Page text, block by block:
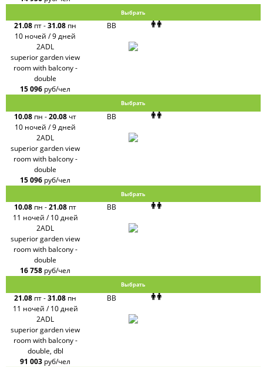
Выбрать
21.08 пт-31.08 пн
10 ночей / 9 дней
BB
2ADL
superior garden view
room with balcony -
double
15 096 руб/чел
Выбрать
10.08 пн -20.08 чт
10 ночей / 9 дней
BB
2ADL
superior garden view
room with balcony -
double
15 096 руб/чел
Выбрать
10.08 пн -21.08 пт
11 ночей / 10 дней
BB
2ADL
superior garden view
room with balcony -
double
16 758 руб/чел
Выбрать
21.08 пт-31.08 пн
11 ночей / 10 дней
BB
2ADL
superior garden view
room with balcony -
double, dbl
91 003 руб/чел